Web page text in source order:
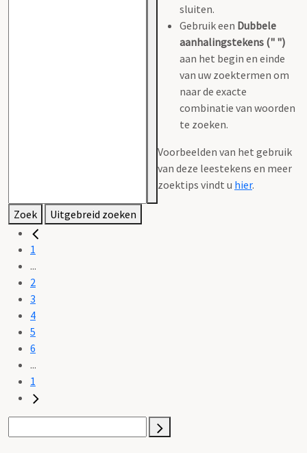
sluiten.
Gebruik een Dubbele
aanhalingstekens (" ")
aan het begin en einde
van uw zoektermen om
naar de exacte
combinatie van woorden
te zoeken.
Voorbeelden van het gebruik
van deze leestekens en meer
zoektips vindt u hier.
Zoek Uitgebreid zoeken
1
...
2
3
4
5
6
...
1